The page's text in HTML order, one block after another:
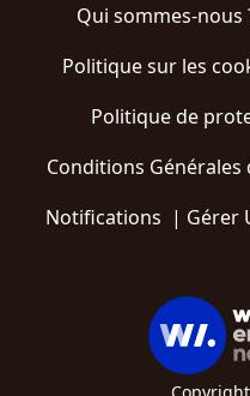
Qui sommes-nous
Politique sur les
Politique de
Conditions
Notifications | Gérer